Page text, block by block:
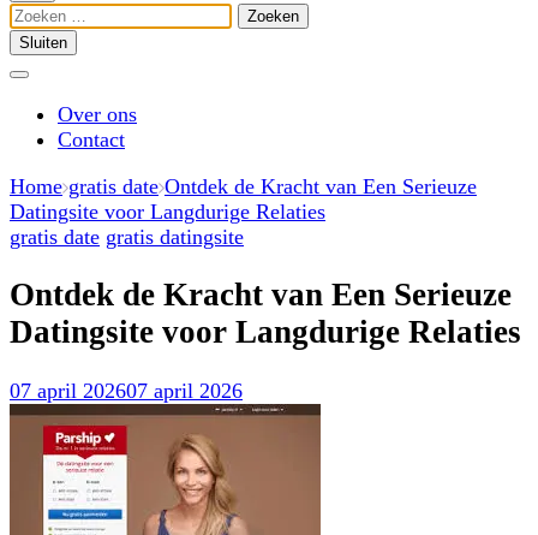
Zoeken
naar:
Sluiten
Over ons
Contact
Home gratis date Ontdek de Kracht van Een Serieuze
Datingsite voor Langdurige Relaties
gratis date gratis datingsite
Ontdek de Kracht van Een Serieuze
Datingsite voor Langdurige Relaties
07 april 202607 april 2026